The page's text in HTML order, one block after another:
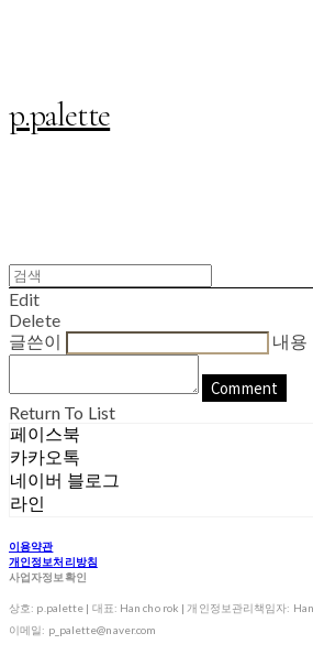
p.palette
Edit
Delete
글쓴이
내용
Comment
Return To List
페이스북
카카오톡
네이버 블로그
라인
이용약관
개인정보처리방침
사업자정보확인
상호: p.palette | 대표: Han cho rok | 개인정보관리책임자:
이메일: p_palette@naver.com